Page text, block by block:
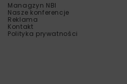
Managzyn NBI
Nasze konferencje
Reklama
Kontakt
Polityka prywatności